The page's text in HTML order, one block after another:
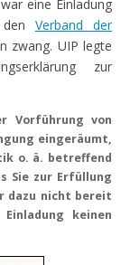
eine Einladung
Verband der
zwang. UIP legte
zur
Vorführung von
eingeräumt,
o. ä. betreffend
Sie zur Erfüllung
dazu nicht bereit
keinen